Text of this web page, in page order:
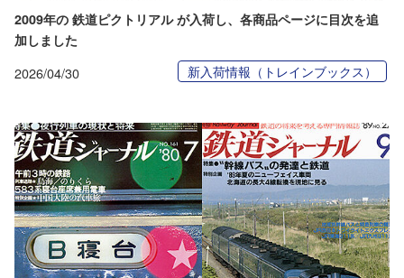
2009年の 鉄道ピクトリアル が入荷し、各商品ページに目次を追
加しました
2026/04/30 新入荷情報（トレインブックス）